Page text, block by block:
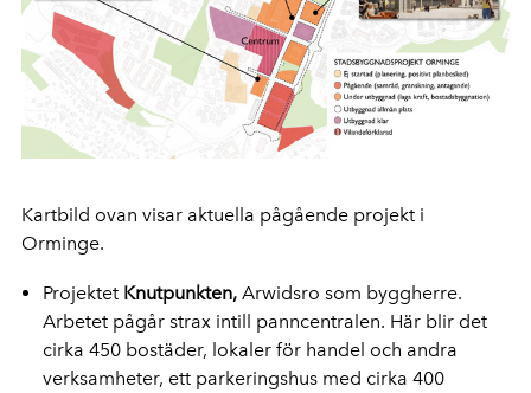
Kartbild ovan visar aktuella pågående projekt i
Orminge.
Projektet Knutpunkten, Arwidsro som byggherre.
Arbetet pågår strax intill panncentralen. Här blir det
cirka 450 bostäder, lokaler för handel och andra
verksamheter, ett parkeringshus med cirka 400